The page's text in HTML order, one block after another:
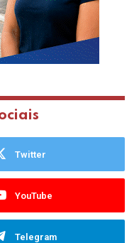
Twitter
YouTube
Telegram